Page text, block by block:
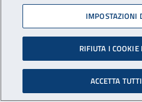
psicologica"
L'incontro è dedicato alle
violenza psicologica
nella vita di una persona
IMPOSTAZIONI
RIFIUTA I COOKIE
ACCETTA